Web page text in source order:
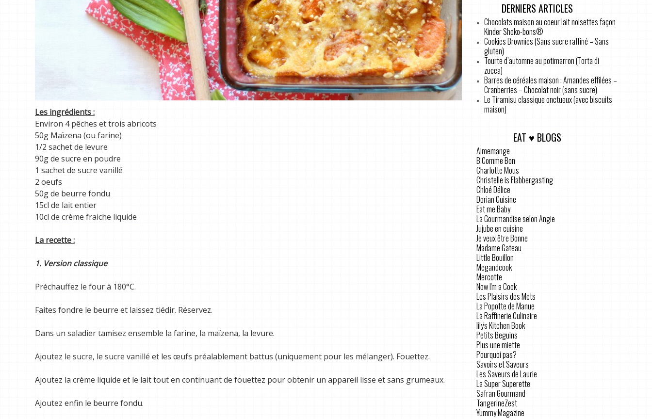
Les ingrédients :
Environ 4 pêches et trois abricots
50g Maïzena (ou farine)
1/2 sachet de levure
90g de sucre en poudre
1 sachet de sucre vanillé
2 oeufs
50g de beurre fondu
15cl de lait entier
10cl de crème fraiche liquide
La recette :
1. Version classique
Préchauffez le four à 180°C.
Faites fondre le beurre et laissez tiédir. Réservez.
Dans un saladier tamisez ensemble la farine, la maïzena, la levure.
Ajoutez le sucre, le sucre vanillé et les œufs préalablement battus (uniquement pour les mélanger). Fouettez.
Ajoutez la crème liquide et le lait tout en continuant de fouettez pour obtenir un appareil lisse et sans grumeaux.
Ajoutez enfin le beurre fondu.
DERNIERS ARTICLES
Chocolats maison au coeur lait noisettes façon
Kinder Shoko-bons®
Cookies Brownies (Sans sucre raffiné – Sans
gluten)
Tourte d’automne au potimarron (Torta di
zucca)
Barres de céréales maison : Amandes effilées –
Cranberries – Chocolat noir (sans sucre)
Le Tiramisu classique onctueux (avec biscuits
maison)
EAT ♥ BLOGS
Aimemange
B Comme Bon
Charlotte Mous
Christelle is Flabbergasting
Chloé Délice
Dorian Cuisine
Eat me Baby
La Gourmandise selon Angie
Jujube en cuisine
Je veux être Bonne
Madame Gateau
Little Bouillon
Megandcook
Mercotte
Now I'm a Cook
Les Plaisirs des Mets
La Popotte de Manue
La Raffinerie Culinaire
lily's Kitchen Book
Petits Beguins
Plus une miette
Pourquoi pas?
Savoirs et Saveurs
Les Saveurs de Laurie
La Super Superette
Safran Gourmand
TangerineZest
Yummy Magazine